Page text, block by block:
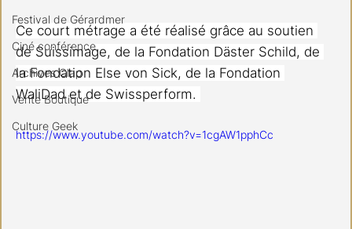
Festival de Gérardmer
Ciné conférence
Archives Clap
Vente Boutique
Culture Geek
Ce court métrage a été réalisé grâce au soutien
de Suissimage, de la Fondation Däster Schild, de
la Fondation Else von Sick, de la Fondation
WaliDad et de Swissperform.
https://www.youtube.com/watch?v=1cgAW1pphCc